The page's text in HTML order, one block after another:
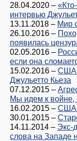
28.04.2020 –
интервью
13.11.2018 – Мир
26.10.2016 –
появилась
02.05.2016 –
если она
15.02.2016 – США
Джульетто Кьеза
07.12.2015 –
Мы идем к войне,
16.02.2015 – США
30.01.2015 –
14.11.2014 – Экс-
слова на Западе